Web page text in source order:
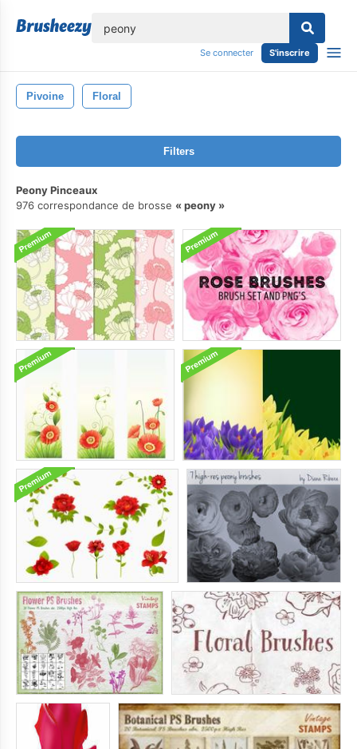
Se connecter S'inscrire
Pivoine Floral
Filters
Peony Pinceaux
976 correspondance de brosse
peony